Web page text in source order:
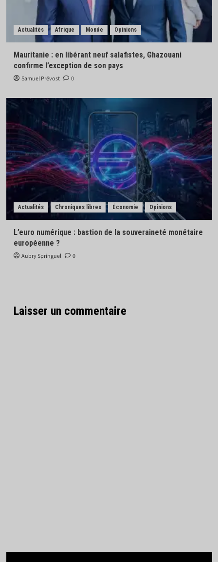
Actualités Afrique Monde Opinions
Mauritanie : en libérant neuf salafistes, Ghazouani
confirme l’exception de son pays
Samuel Prévost 0
Actualités Chroniques libres Économie Opinions
L’euro numérique : bastion de la souveraineté monétaire
européenne ?
Aubry Springuel 0
Laisser un commentaire